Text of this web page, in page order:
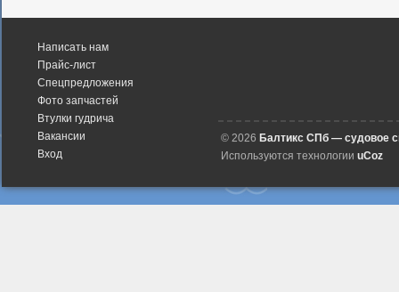
Написать нам
Прайс-лист
Спецпредложения
Фото запчастей
Втулки гудрича
Вакансии
Вход
© 2026 Балтикс СПб — судовое
Используются технологии uCoz